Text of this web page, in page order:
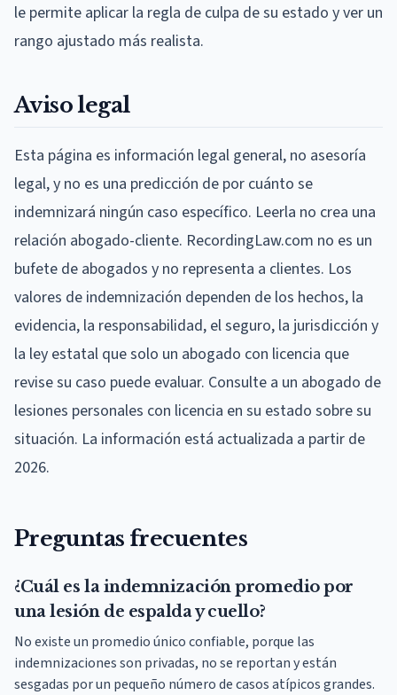
le permite aplicar la regla de culpa de su estado y ver un
rango ajustado más realista.
Aviso legal
Esta página es información legal general, no asesoría
legal, y no es una predicción de por cuánto se
indemnizará ningún caso específico. Leerla no crea una
relación abogado-cliente. RecordingLaw.com no es un
bufete de abogados y no representa a clientes. Los
valores de indemnización dependen de los hechos, la
evidencia, la responsabilidad, el seguro, la jurisdicción y
la ley estatal que solo un abogado con licencia que
revise su caso puede evaluar. Consulte a un abogado de
lesiones personales con licencia en su estado sobre su
situación. La información está actualizada a partir de
2026.
Preguntas frecuentes
¿Cuál es la indemnización promedio por
una lesión de espalda y cuello?
No existe un promedio único confiable, porque las
indemnizaciones son privadas, no se reportan y están
sesgadas por un pequeño número de casos atípicos grandes.